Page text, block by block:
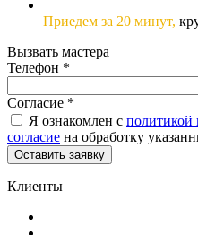
Приедем за 20 минут,
Вызвать мастера
Телефон *
Согласие *
Я ознакомлен с политикой
согласие на обработку
Клиенты